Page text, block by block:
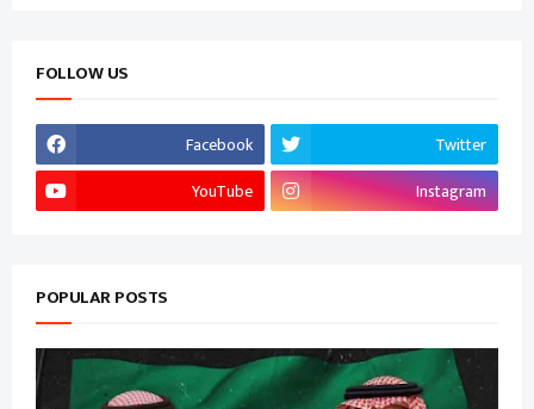
FOLLOW US
Facebook
Twitter
YouTube
Instagram
POPULAR POSTS